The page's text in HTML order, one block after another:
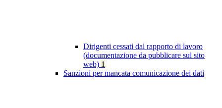
Dirigenti cessati dal rapporto di lavoro
(documentazione da pubblicare sul sito
web) 1
Sanzioni per mancata comunicazione dei dati